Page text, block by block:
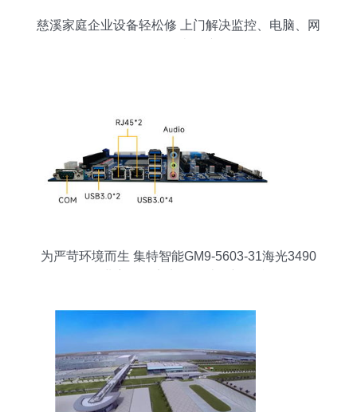
慈溪家庭企业设备轻松修 上门解决监控、电脑、网
为严苛环境而生 集特智能GM9-5603-31海光3490